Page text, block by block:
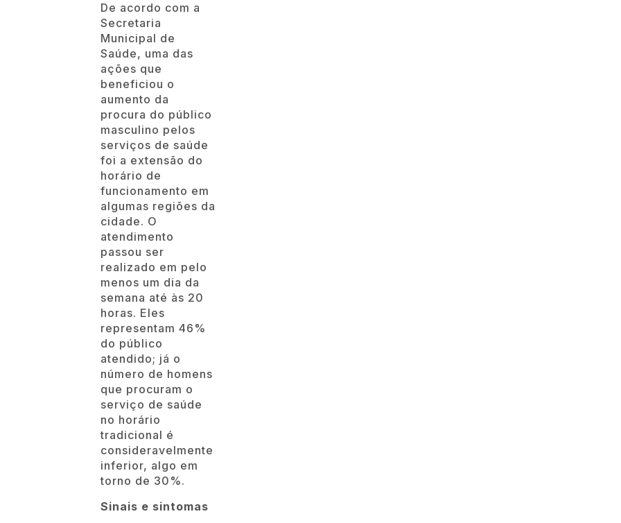
De acordo com a
Secretaria
Municipal de
Saúde, uma das
ações que
beneficiou o
aumento da
procura do público
masculino pelos
serviços de saúde
foi a extensão do
horário de
funcionamento em
algumas regiões da
cidade. O
atendimento
passou ser
realizado em pelo
menos um dia da
semana até às 20
horas. Eles
representam 46%
do público
atendido; já o
número de homens
que procuram o
serviço de saúde
no horário
tradicional é
consideravelmente
inferior, algo em
torno de 30%.
Sinais e sintomas